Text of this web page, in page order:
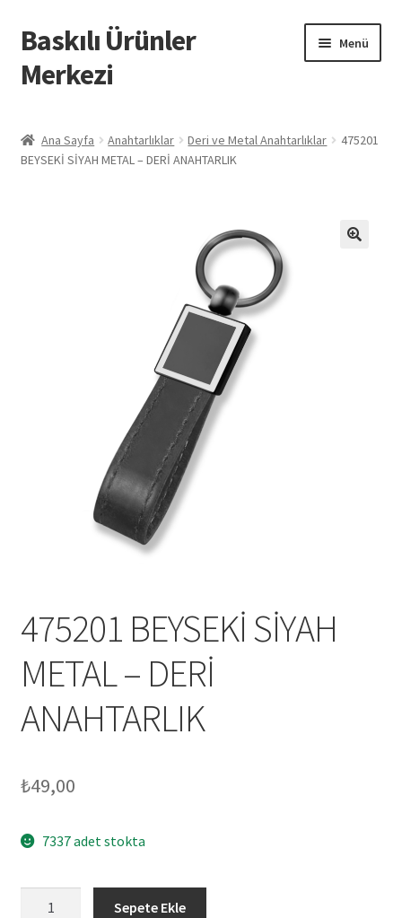
Dolaşıma
geç
İçeriğe
geç
Baskılı Ürünler
Merkezi
Menü
Baskılı Ürünler
Mesafeli Satış Sözleşmesi
Mesafeli Satış Sözleşmesi
Ana Sayfa Anahtarlıklar Deri ve Metal Anahtarlıklar
475201
BEYSEKİ SİYAH METAL – DERİ ANAHTARLIK
475201 BEYSEKİ SİYAH
METAL – DERİ
ANAHTARLIK
₺49,00
7337 adet stokta
Sepete Ekle